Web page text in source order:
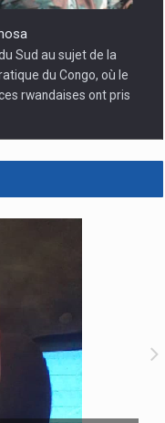
Sud au sujet de la
du Congo, où le
rwandaises ont pris
la RDC : Le
FARDC et des